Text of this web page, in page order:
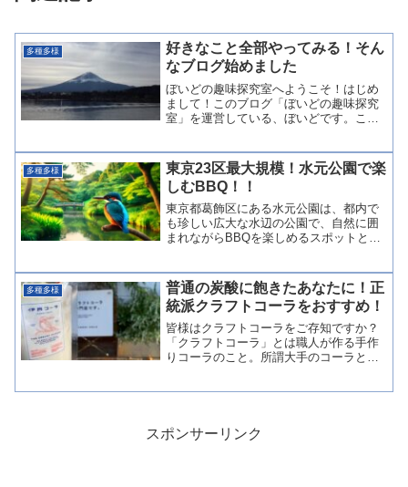
多種多様
好きなこと全部やってみる！そん
なブログ始めました
ぼいどの趣味探究室へようこそ！はじめ
まして！このブログ「ぼいどの趣味探究
室」を運営している、ぼいどです。この
す！日本百名山踏破や、日本にある世界
遺産を全部巡りたいなど、...
多種多様
東京23区最大規模！水元公園で楽
しむBBQ！！
東京都葛飾区にある水元公園は、都内で
も珍しい広大な水辺の公園で、自然に囲
まれながらBBQを楽しめるスポットとし
す。水元公園BBQ広場の特徴水元公園の
BBQ広場は、【予約...
多種多様
普通の炭酸に飽きたあなたに！正
統派クラフトコーラをおすすめ！
皆様はクラフトコーラをご存知ですか？
「クラフトコーラ」とは職人が作る手作
りコーラのこと。所謂大手のコーラとは
スポンサーリンク